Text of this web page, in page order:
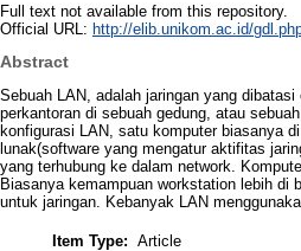
Full text not available from this repository.
Official URL: http://elib.unikom.ac.id/
Abstract
Sebuah LAN, adalah jaringan yang
perkantoran di sebuah gedung, atau
konfigurasi LAN, satu komputer biasanya
lunak(software yang mengatur aktifitas
yang terhubung ke dalam network.
Biasanya kemampuan workstation lebih di
untuk jaringan. Kebanyak LAN
Item Type: Article